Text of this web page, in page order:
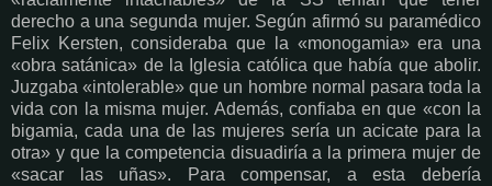
derecho a una segunda mujer. Según afirmó su paramédico
Felix Kersten, consideraba que la «monogamia» era una
«obra satánica» de la Iglesia católica que había que abolir.
Juzgaba «intolerable» que un hombre normal pasara toda la
vida con la misma mujer. Además, confiaba en que «con la
bigamia, cada una de las mujeres sería un acicate para la
otra» y que la competencia disuadiría a la primera mujer de
«sacar las uñas». Para compensar, a esta debería